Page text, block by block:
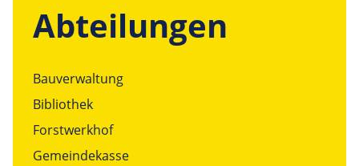
Abteilungen
Bauverwaltung
Bibliothek
Forstwerkhof
Gemeindekasse